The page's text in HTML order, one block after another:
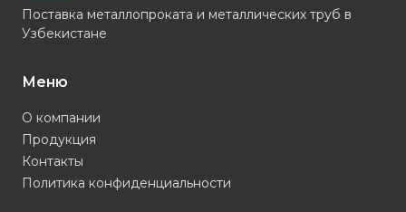
Поставка металлопроката и металлических труб в
Узбекистане
Меню
О компании
Продукция
Контакты
Политика конфиденциальности